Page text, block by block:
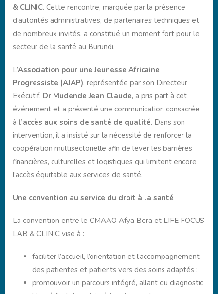
& CLINIC. Cette rencontre, marquée par la présence
d’autorités administratives, de partenaires techniques et
de nombreux invités, a constitué un moment fort pour le
secteur de la santé au Burundi.
L’Association pour une Jeunesse Africaine
Progressiste (AJAP), représentée par son Directeur
Exécutif, Dr Mudende Jean Claude, a pris part à cet
événement et a présenté une communication consacrée
à l’accès aux soins de santé de qualité. Dans son
intervention, il a insisté sur la nécessité de renforcer la
coopération multisectorielle afin de lever les barrières
financières, culturelles et logistiques qui limitent encore
l’accès équitable aux services de santé.
Une convention au service du droit à la santé
La convention entre le CMAAO Afya Bora et LIFE FOCUS
LAB & CLINIC vise à :
faciliter l’accueil, l’orientation et l’accompagnement
des patientes et patients vers des soins adaptés ;
promouvoir un parcours intégré, allant du diagnostic